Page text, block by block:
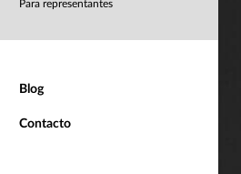
Para representantes
Blog
Contacto